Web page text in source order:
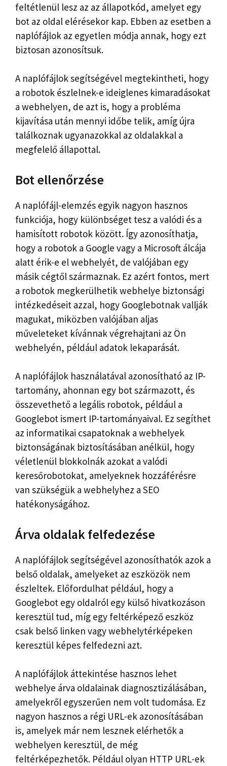
feltétlenül lesz az az állapotkód, amelyet egy
bot az oldal elérésekor kap. Ebben az esetben a
naplófájlok az egyetlen módja annak, hogy ezt
biztosan azonosítsuk.
A naplófájlok segítségével megtekintheti, hogy
a robotok észlelnek-e ideiglenes kimaradásokat
a webhelyen, de azt is, hogy a probléma
kijavítása után mennyi időbe telik, amíg újra
találkoznak ugyanazokkal az oldalakkal a
megfelelő állapottal.
Bot ellenőrzése
A naplófájl-elemzés egyik nagyon hasznos
funkciója, hogy különbséget tesz a valódi és a
hamisított robotok között. Így azonosíthatja,
hogy a robotok a Google vagy a Microsoft álcája
alatt érik-e el webhelyét, de valójában egy
másik cégtől származnak. Ez azért fontos, mert
a robotok megkerülhetik webhelye biztonsági
intézkedéseit azzal, hogy Googlebotnak vallják
magukat, miközben valójában aljas
műveleteket kívánnak végrehajtani az Ön
webhelyén, például adatok lekaparását.
A naplófájlok használatával azonosítható az IP-
tartomány, ahonnan egy bot származott, és
összevethető a legális robotok, például a
Googlebot ismert IP-tartományaival. Ez segíthet
az informatikai csapatoknak a webhelyek
biztonságának biztosításában anélkül, hogy
véletlenül blokkolnák azokat a valódi
keresőrobotokat, amelyeknek hozzáférésre
van szükségük a webhelyhez a SEO
hatékonyságához.
Árva oldalak felfedezése
A naplófájlok segítségével azonosíthatók azok a
belső oldalak, amelyeket az eszközök nem
észleltek. Előfordulhat például, hogy a
Googlebot egy oldalról egy külső hivatkozáson
keresztül tud, míg egy feltérképező eszköz
csak belső linken vagy webhelytérképeken
keresztül képes felfedezni azt.
A naplófájlok áttekintése hasznos lehet
webhelye árva oldalainak diagnosztizálásában,
amelyekről egyszerűen nem volt tudomása. Ez
nagyon hasznos a régi URL-ek azonosításában
is, amelyek már nem lesznek elérhetők a
webhelyen keresztül, de még
feltérképezhetők. Például olyan HTTP URL-ek